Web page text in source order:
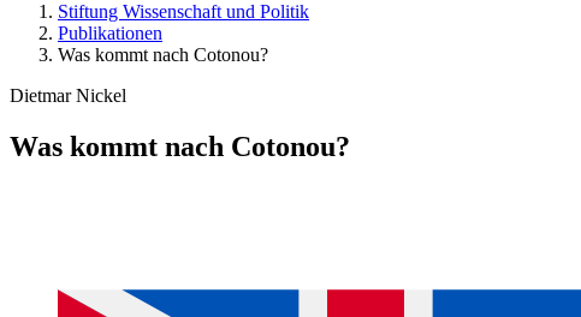
Stiftung Wissenschaft und Politik
Publikationen
Was kommt nach Cotonou?
Dietmar Nickel
Was kommt nach Cotonou?